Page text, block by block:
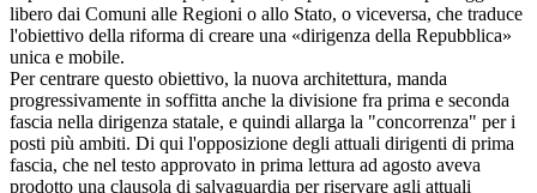
libero dai Comuni alle Regioni o allo Stato, o viceversa, che traduce
l'obiettivo della riforma di creare una «dirigenza della Repubblica»
unica e mobile.
Per centrare questo obiettivo, la nuova architettura, manda
progressivamente in soffitta anche la divisione fra prima e seconda
fascia nella dirigenza statale, e quindi allarga la "concorrenza" per i
posti più ambiti. Di qui l'opposizione degli attuali dirigenti di prima
fascia, che nel testo approvato in prima lettura ad agosto aveva
prodotto una clausola di salvaguardia per riservare agli attuali